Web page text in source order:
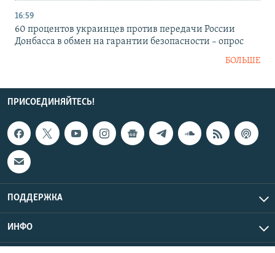
16:59
60 процентов украинцев против передачи России
Донбасса в обмен на гарантии безопасности – опрос
БОЛЬШЕ
ПРИСОЕДИНЯЙТЕСЬ!
ПОДДЕРЖКА
ИНФО